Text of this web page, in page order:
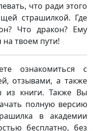
что ради этого
страшилкой. Где
Что дракон? Ему
на твоем пути!
ознакомиться с
отзывами, а также
из книги. Также Вы
полную версию
в академии
бесплатно, без